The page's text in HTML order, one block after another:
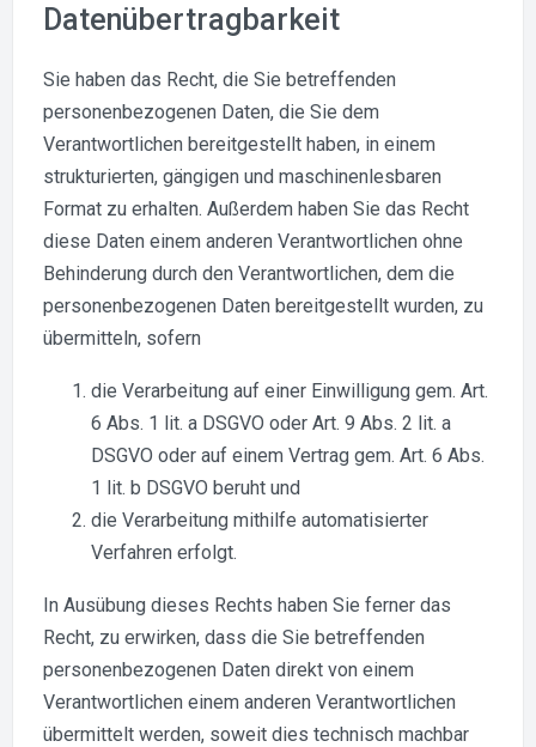
Datenübertragbarkeit
Sie haben das Recht, die Sie betreffenden
personenbezogenen Daten, die Sie dem
Verantwortlichen bereitgestellt haben, in einem
strukturierten, gängigen und maschinenlesbaren
Format zu erhalten. Außerdem haben Sie das Recht
diese Daten einem anderen Verantwortlichen ohne
Behinderung durch den Verantwortlichen, dem die
personenbezogenen Daten bereitgestellt wurden, zu
übermitteln, sofern
die Verarbeitung auf einer Einwilligung gem. Art.
6 Abs. 1 lit. a DSGVO oder Art. 9 Abs. 2 lit. a
DSGVO oder auf einem Vertrag gem. Art. 6 Abs.
1 lit. b DSGVO beruht und
die Verarbeitung mithilfe automatisierter
Verfahren erfolgt.
In Ausübung dieses Rechts haben Sie ferner das
Recht, zu erwirken, dass die Sie betreffenden
personenbezogenen Daten direkt von einem
Verantwortlichen einem anderen Verantwortlichen
übermittelt werden, soweit dies technisch machbar